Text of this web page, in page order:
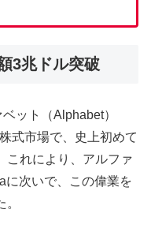
3兆ドル突破
ット（Alphabet）
式市場で、史上初めて
これにより、アルファ
に次いで、この偉業を